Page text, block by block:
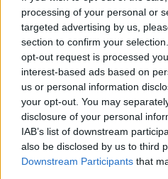
processing of your personal or
targeted advertising by us,
section to confirm your
opt-out request is processed
interest-based ads based on
us or personal information
your opt-out. You may
disclosure of your personal
IAB’s list of downstream
also be disclosed by us to third
Downstream Participants that
I resti di un fucile mitragliatore
inglesi, quasi sgretolati dalla
sacca militare, insieme a due
Tonio pareva saperla lunga su
rivolsero muti verso di lui,
Il montanaro rispose
della testa li invitò a tornare al
intendere, con questo prologo,
piuttosto lunga.
Uscirono e si sedettero.